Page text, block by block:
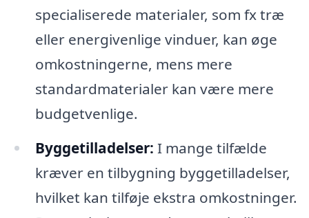
specialiserede materialer, som fx træ
eller energivenlige vinduer, kan øge
omkostningerne, mens mere
standardmaterialer kan være mere
budgetvenlige.
Byggetilladelser: I mange tilfælde
kræver en tilbygning byggetilladelser,
hvilket kan tilføje ekstra omkostninger.